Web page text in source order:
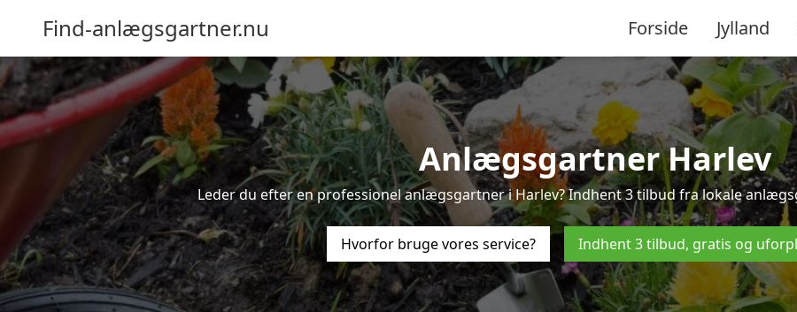
Find-anlægsgartner.nu Forside Jylland
Anlægsgartner Harlev
Leder du efter en professionel anlægsgartner i Harlev? Indhent 3 tilbud fra lokale
Hvorfor bruge vores service? Indhent 3 tilbud, gratis og